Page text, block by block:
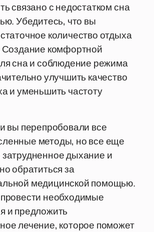
связано с недостатком сна
Убедитесь, что вы
количество отдыха
Создание комфортной
сна и соблюдение режима
улучшить качество
и уменьшить частоту
вы перепробовали все
методы, но все еще
дыхание и
обратиться за
медицинской помощью.
необходимые
и предложить
лечение, которое поможет